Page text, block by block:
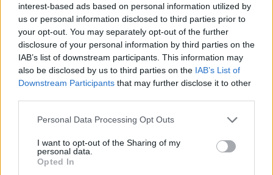
interest-based ads based on personal information utilized by
us or personal information disclosed to third parties prior to
your opt-out. You may separately opt-out of the further
disclosure of your personal information by third parties on the
IAB’s list of downstream participants. This information may
also be disclosed by us to third parties on the IAB’s List of
Downstream Participants that may further disclose it to other
Please note that this website/app uses one or more Google
not limited to your visit or usage behaviour. You may click to
grant or deny consent to Google and its third-party tags to
use your data for below specified purposes in below Google
Personal Data Processing Opt Outs
I want to opt-out of the Sharing of my
personal data.
Opted In
Megosztás
Küldés
Messengeren
Itt állíthatod be, hogy a Google
keresőben könnyebben megtaláld a
glamour.hu cikkeit